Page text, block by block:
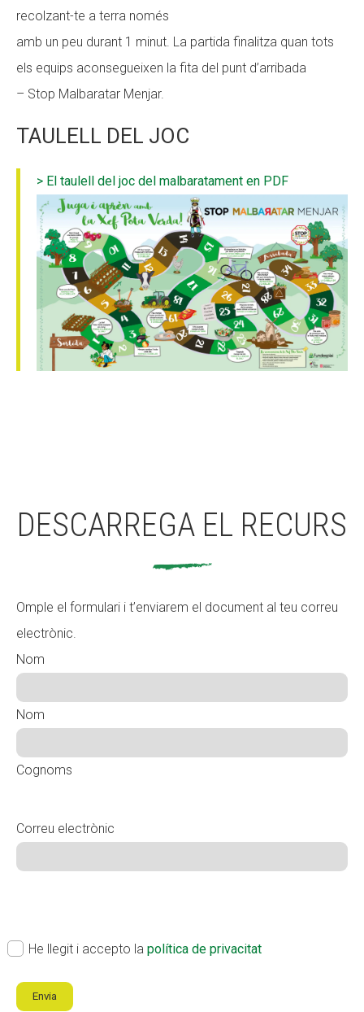
recolzant-te a terra només
amb un peu durant 1 minut. La partida finalitza quan tots
els equips aconsegueixen la fita del punt d’arribada
– Stop Malbaratar Menjar.
TAULELL DEL JOC
> El taulell del joc del malbaratament en PDF
DESCARREGA EL RECURS
Omple el formulari i t’enviarem el document al teu correu
electrònic.
Nom
Nom
Cognoms
Correu electrònic
ok(Obligatori)
He llegit i accepto la política de privacitat
Envia